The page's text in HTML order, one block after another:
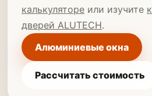
калькуляторе или изучите
дверей ALUTECH.
Алюминиевые окна
Рассчитать стоимость